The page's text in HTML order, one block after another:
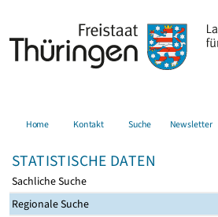
Home Kontakt Suche Newsletter
STATISTISCHE DATEN
Sachliche Suche
Regionale Suche